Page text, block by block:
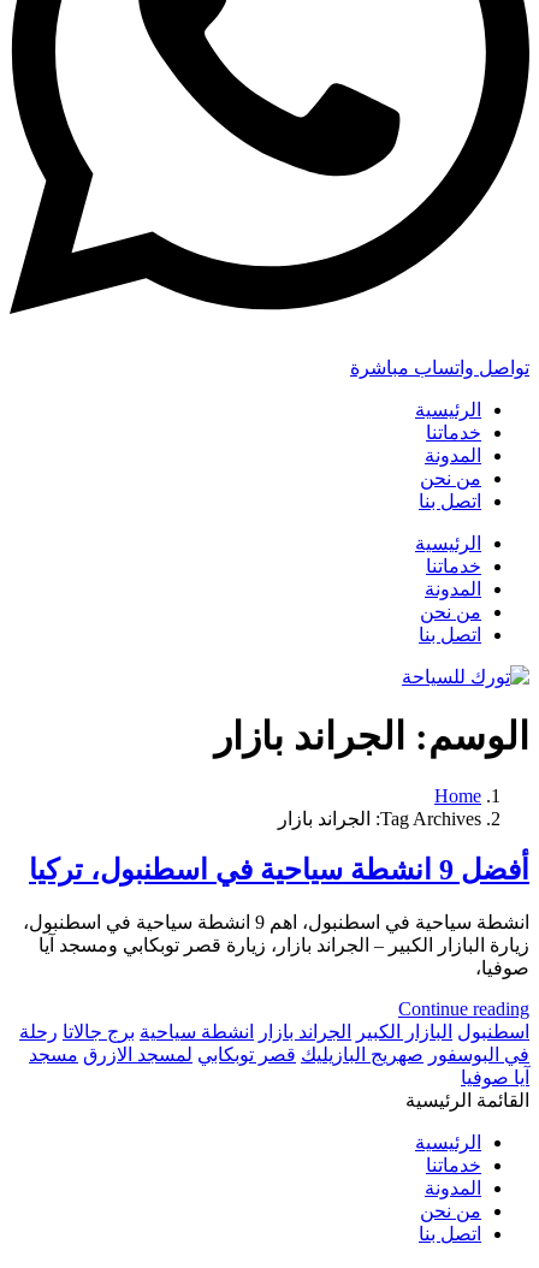
تواصل واتساب مباشرة
الرئيسية
خدماتنا
المدونة
من نحن
اتصل بنا
الرئيسية
خدماتنا
المدونة
من نحن
اتصل بنا
الوسم: الجراند بازار
Home
Tag Archives: الجراند بازار
أفضل 9 انشطة سياحية في اسطنبول، تركيا
انشطة سياحية في اسطنبول، اهم 9 انشطة سياحية في اسطنبول،
زيارة البازار الكبير – الجراند بازار، زيارة قصر توبكابي ومسجد آيا
صوفيا،
Continue reading
اسطنبول البازار الكبير الجراند بازار انشطة سياحية برج جالاتا رحلة
في البوسفور صهريج البازيليك قصر توبكابي لمسجد الازرق مسجد
آيا صوفيا
القائمة الرئيسية
الرئيسية
خدماتنا
المدونة
من نحن
اتصل بنا